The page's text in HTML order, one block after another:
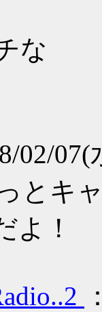
な
02/07(
とキ
よ！